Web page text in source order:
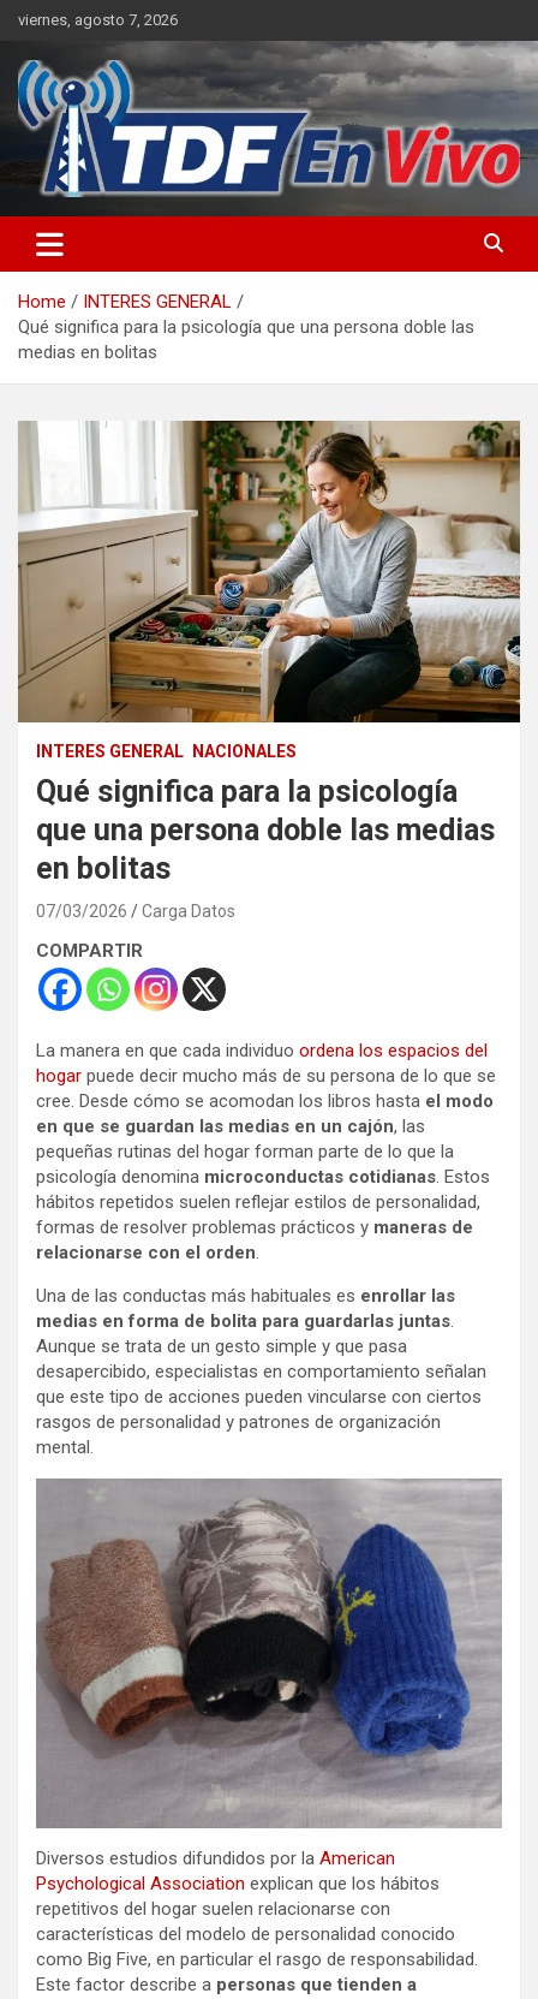
Skip
content
viernes, agosto 7, 2026
Home
INTERES GENERAL
Qué significa para la psicología que una persona doble las
medias en bolitas
INTERES GENERAL NACIONALES
Qué significa para la psicología
que una persona doble las medias
en bolitas
07/03/2026 Carga Datos
COMPARTIR
La manera en que cada individuo ordena los espacios del
hogar puede decir mucho más de su persona de lo que se
cree. Desde cómo se acomodan los libros hasta el modo
en que se guardan las medias en un cajón, las
pequeñas rutinas del hogar forman parte de lo que la
psicología denomina microconductas cotidianas . Estos
hábitos repetidos suelen reflejar estilos de personalidad,
formas de resolver problemas prácticos y maneras de
relacionarse con el orden
Una de las conductas más habituales es enrollar las
medias en forma de bolita para guardarlas juntas
Aunque se trata de un gesto simple y que pasa
desapercibido, especialistas en comportamiento señalan
que este tipo de acciones pueden vincularse con ciertos
rasgos de personalidad y patrones de organización
mental.
Diversos estudios difundidos por la American
Psychological Association explican que los hábitos
repetitivos del hogar suelen relacionarse con
características del modelo de personalidad conocido
como Big Five, en particular el rasgo de responsabilidad.
Este factor describe a personas que tienden a